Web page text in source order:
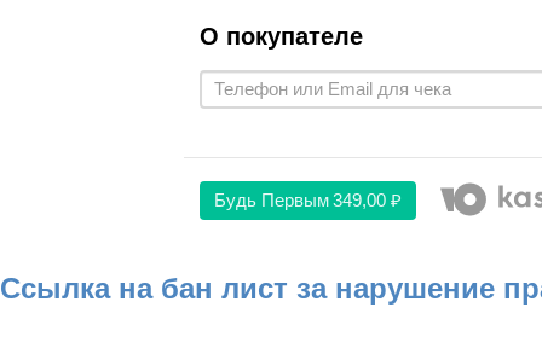
О покупателе
Будь Первым349,00 ₽
Ссылка на бан лист за нарушение